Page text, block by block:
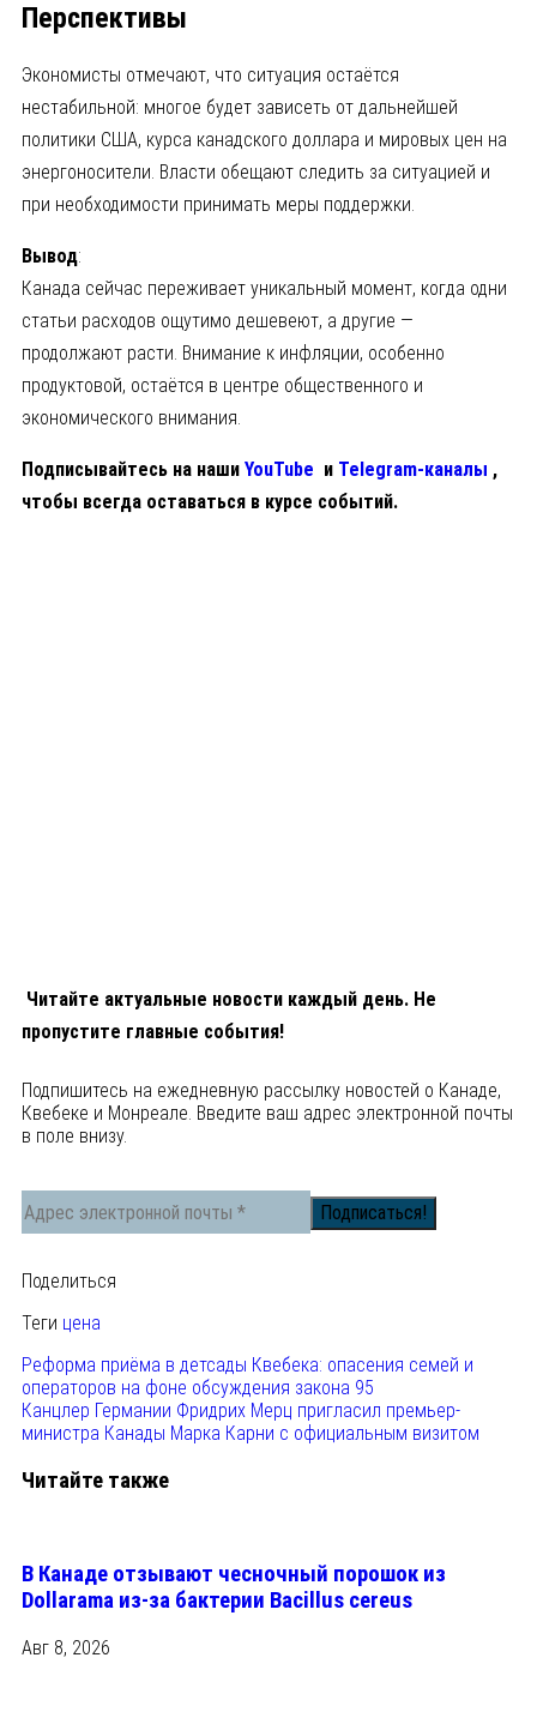
Перспективы
Экономисты отмечают, что ситуация остаётся
нестабильной: многое будет зависеть от дальнейшей
политики США, курса канадского доллара и мировых цен на
энергоносители. Власти обещают следить за ситуацией и
при необходимости принимать меры поддержки.
Вывод:
Канада сейчас переживает уникальный момент, когда одни
статьи расходов ощутимо дешевеют, а другие —
продолжают расти. Внимание к инфляции, особенно
продуктовой, остаётся в центре общественного и
экономического внимания.
Подписывайтесь на наши YouTube и Telegram-каналы ,
чтобы всегда оставаться в курсе событий.
Читайте актуальные новости каждый день. Не
пропустите главные события!
Подпишитесь на ежедневную рассылку новостей о Канаде,
Квебеке и Монреале. Введите ваш адрес электронной почты
в поле внизу.
Поделиться
Теги цена
Реформа приёма в детсады Квебека: опасения семей и
операторов на фоне обсуждения закона 95
Канцлер Германии Фридрих Мерц пригласил премьер-
министра Канады Марка Карни с официальным визитом
Читайте также
В Канаде отзывают чесночный порошок из
Dollarama из-за бактерии Bacillus cereus
Авг 8, 2026